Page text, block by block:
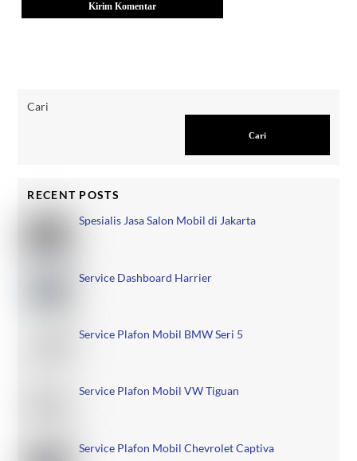
Cari
Cari
RECENT POSTS
Spesialis Jasa Salon Mobil di Jakarta
Service Dashboard Harrier
Service Plafon Mobil BMW Seri 5
Service Plafon Mobil VW Tiguan
Service Plafon Mobil Chevrolet Captiva